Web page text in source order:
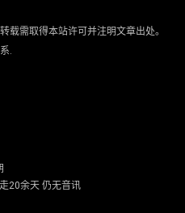
载需取得本站许可并注明文章出处。
.
20余天 仍无音讯